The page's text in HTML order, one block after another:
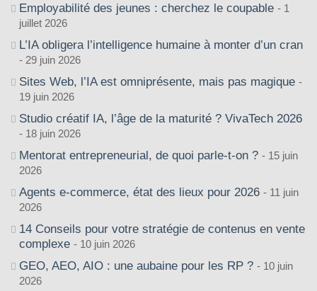
Employabilité des jeunes : cherchez le coupable
1
juillet 2026
L’IA obligera l’intelligence humaine à monter d’un cran
29 juin 2026
Sites Web, l’IA est omniprésente, mais pas magique
19 juin 2026
Studio créatif IA, l’âge de la maturité ? VivaTech 2026
18 juin 2026
Mentorat entrepreneurial, de quoi parle-t-on ?
15 juin
2026
Agents e-commerce, état des lieux pour 2026
11 juin
2026
14 Conseils pour votre stratégie de contenus en vente
complexe
10 juin 2026
GEO, AEO, AIO : une aubaine pour les RP ?
10 juin
2026